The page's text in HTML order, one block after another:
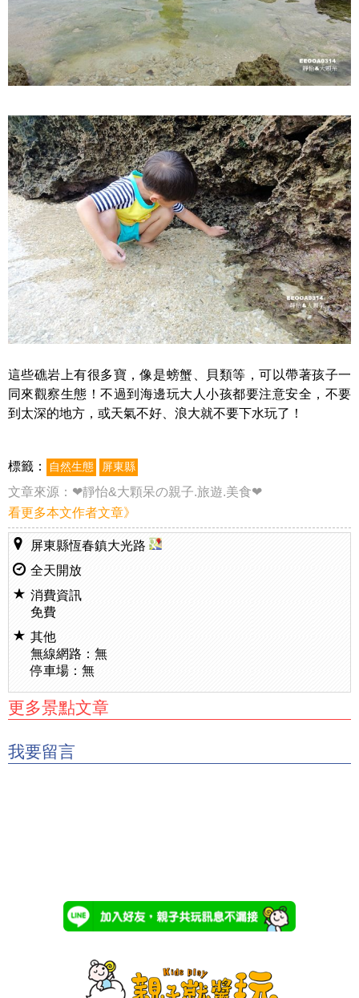
這些礁岩上有很多寶，像是螃蟹、貝類等，可以帶著孩子一
同來觀察生態！不過到海邊玩大人小孩都要注意安全，不要
到太深的地方，或天氣不好、浪大就不要下水玩了！
標籤： 自然生態 屏東縣
文章來源： ❤靜怡&大顆呆の親子.旅遊.美食❤
看更多本文作者文章》
屏東縣恆春鎮大光路
全天開放
消費資訊
免費
其他
無線網路：無
停車場：無
更多景點文章
我要留言